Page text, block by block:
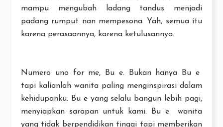
mampu mengubah ladang tandus menjadi
padang rumput nan mempesona. Yah, semua itu
karena perasaannya, karena ketulusannya.
Numero uno for me, Bu e. Bukan hanya Bu e
tapi kalianlah wanita paling menginspirasi dalam
kehidupanku. Bu e yang selalu bangun lebih pagi,
menyiapkan sarapan untuk kami. Bu e wanita
yang tidak berpendidikan tinggi tapi memberikan